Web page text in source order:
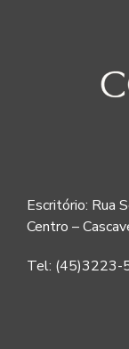
Escritório: Rua
Centro –
Tel: (45)3223-